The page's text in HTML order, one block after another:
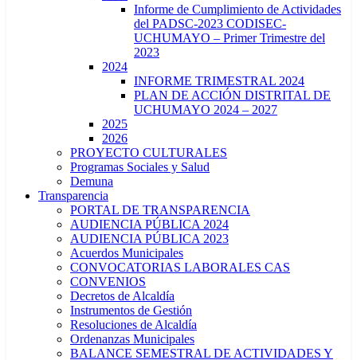
Informe de Cumplimiento de Actividades
del PADSC-2023 CODISEC-
UCHUMAYO – Primer Trimestre del
2023
2024
INFORME TRIMESTRAL 2024
PLAN DE ACCIÓN DISTRITAL DE
UCHUMAYO 2024 – 2027
2025
2026
PROYECTO CULTURALES
Programas Sociales y Salud
Demuna
Transparencia
PORTAL DE TRANSPARENCIA
AUDIENCIA PÚBLICA 2024
AUDIENCIA PÚBLICA 2023
Acuerdos Municipales
CONVOCATORIAS LABORALES CAS
CONVENIOS
Decretos de Alcaldía
Instrumentos de Gestión
Resoluciones de Alcaldía
Ordenanzas Municipales
BALANCE SEMESTRAL DE ACTIVIDADES Y